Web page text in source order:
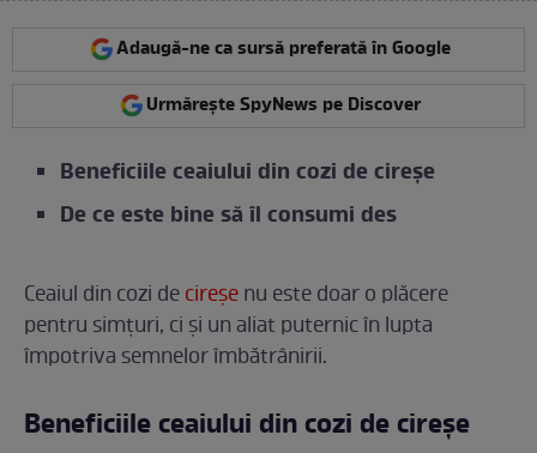
Adaugă-ne ca sursă preferată în Google
Urmărește SpyNews pe Discover
Beneficiile ceaiului din cozi de cireșe
De ce este bine să îl consumi des
Ceaiul din cozi decireșenu este doar o plăcere
pentru simțuri, ci și un aliat puternic în lupta
împotriva semnelor îmbătrânirii.
Beneficiile ceaiului din cozi de cireșe